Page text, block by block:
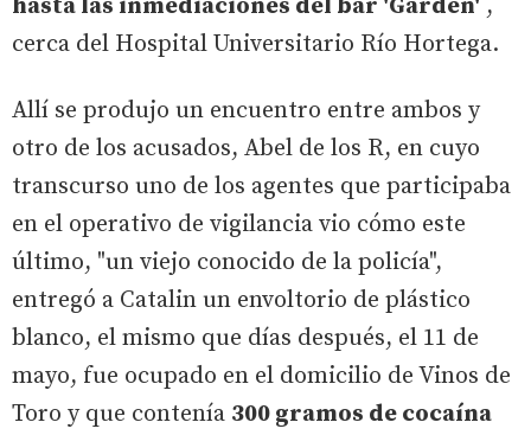
hasta las inmediaciones del bar 'Garden' ,
cerca del Hospital Universitario Río Hortega.
Allí se produjo un encuentro entre ambos y
otro de los acusados, Abel de los R, en cuyo
transcurso uno de los agentes que participaba
en el operativo de vigilancia vio cómo este
último, "un viejo conocido de la policía",
entregó a Catalin un envoltorio de plástico
blanco, el mismo que días después, el 11 de
mayo, fue ocupado en el domicilio de Vinos de
Toro y que contenía 300 gramos de cocaína